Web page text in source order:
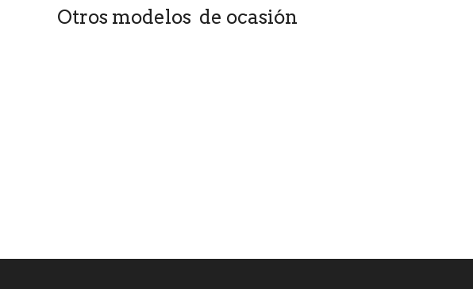
Otros modelos de ocasión